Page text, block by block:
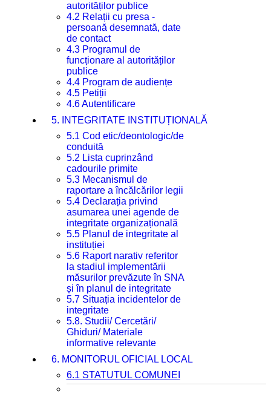
autorităților publice
4.2 Relații cu presa -
persoană desemnată, date
de contact
4.3 Programul de
funcționare al autorităților
publice
4.4 Program de audiențe
4.5 Petiții
4.6 Autentificare
5. INTEGRITATE INSTITUȚIONALĂ
5.1 Cod etic/deontologic/de
conduită
5.2 Lista cuprinzând
cadourile primite
5.3 Mecanismul de
raportare a încălcărilor legii
5.4 Declarația privind
asumarea unei agende de
integritate organizațională
5.5 Planul de integritate al
instituției
5.6 Raport narativ referitor
la stadiul implementării
măsurilor prevăzute în SNA
și în planul de integritate
5.7 Situația incidentelor de
integritate
5.8. Studii/ Cercetări/
Ghiduri/ Materiale
informative relevante
6. MONITORUL OFICIAL LOCAL
6.1 STATUTUL COMUNEI